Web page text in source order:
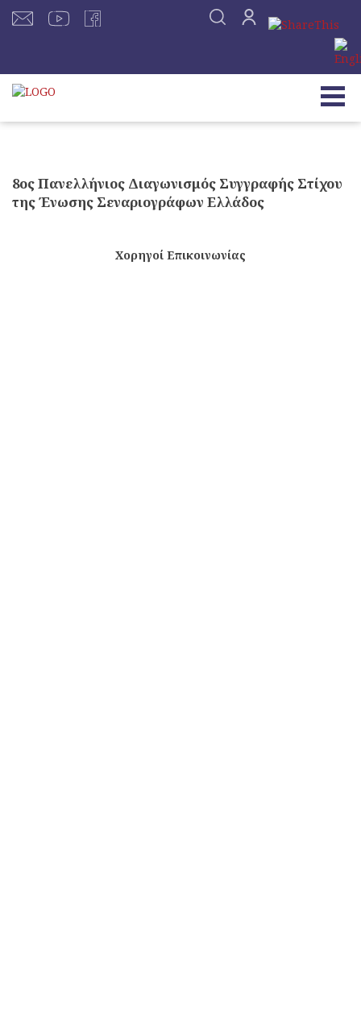
8ος Πανελλήνιος Διαγωνισμός Συγγραφής Στίχου
της Ένωσης Σεναριογράφων Ελλάδος
Χορηγοί Επικοινωνίας